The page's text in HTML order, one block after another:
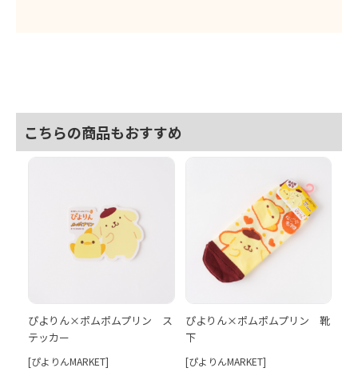
こちらの商品もおすすめ
ぴよりん×ポムポムプリン ス
テッカー
[ぴよりんMARKET]
ぴよりん×ポムポムプリン 靴
下
[ぴよりんMARKET]